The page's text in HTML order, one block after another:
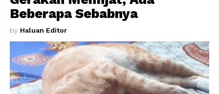
Beberapa Sebabnya
by Haluan Editor